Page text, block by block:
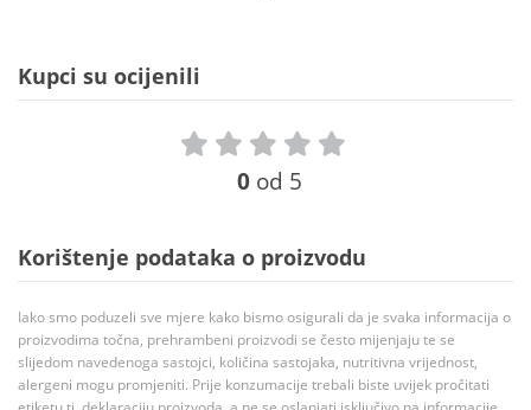
Kupci su ocijenili
0 od 5
Korištenje podataka o proizvodu
Iako smo poduzeli sve mjere kako bismo osigurali da je svaka informacija o
proizvodima točna, prehrambeni proizvodi se često mijenjaju te se
slijedom navedenoga sastojci, količina sastojaka, nutritivna vrijednost,
alergeni mogu promjeniti. Prije konzumacije trebali biste uvijek pročitati